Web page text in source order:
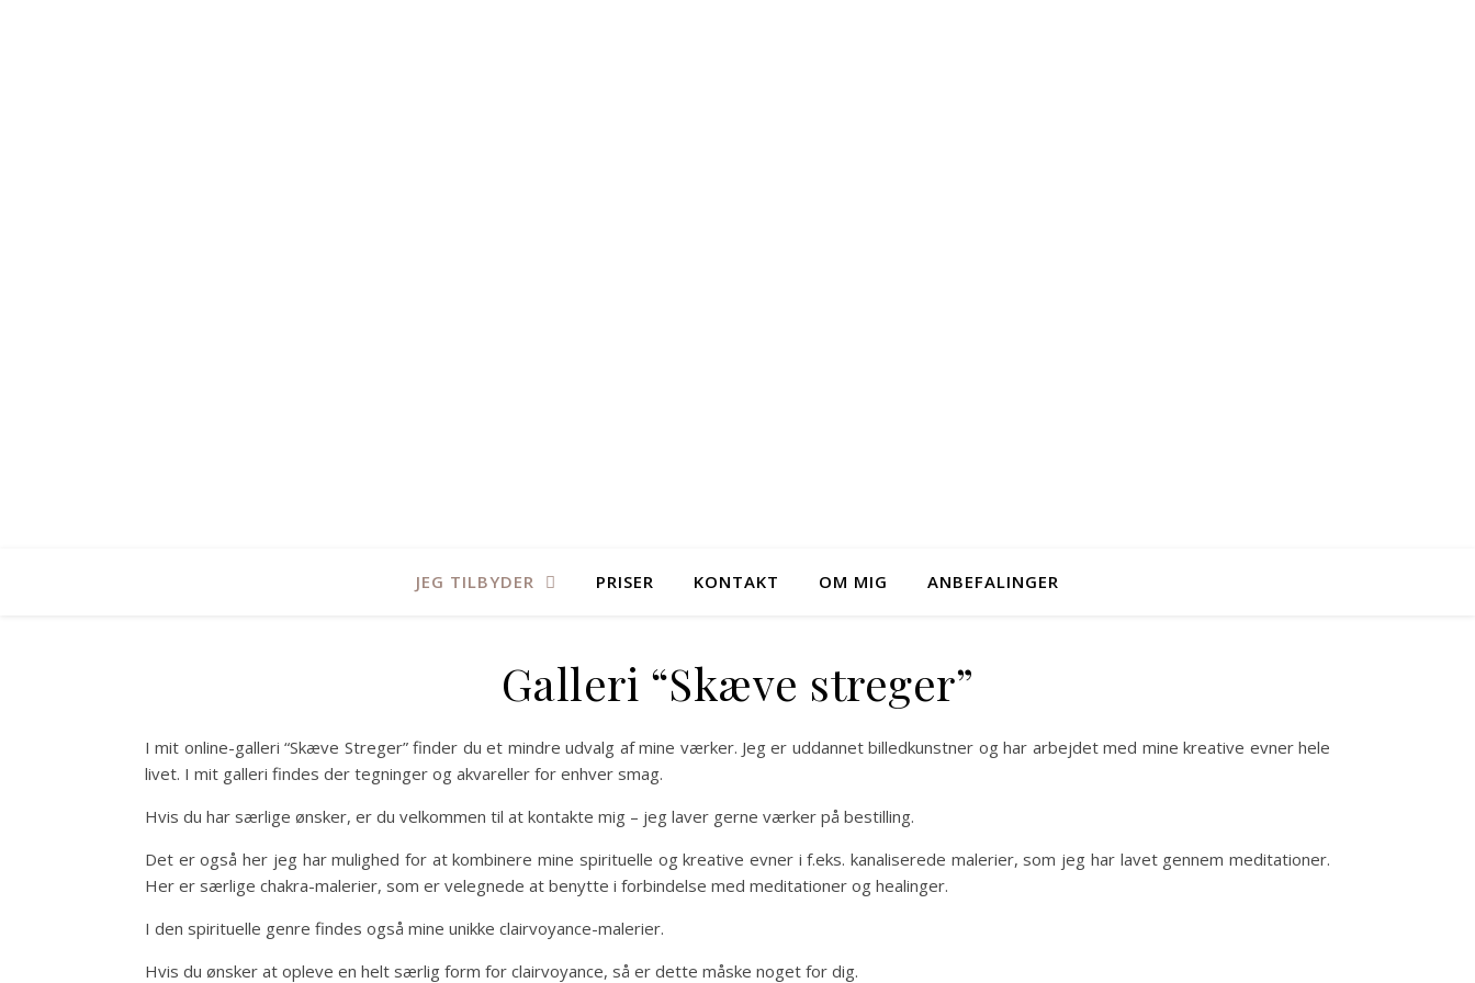
JEG TILBYDER PRISER KONTAKT OM MIG ANBEFALINGER
Galleri “Skæve streger”
I mit online-galleri “Skæve Streger” finder du et mindre udvalg af mine værker. Jeg er uddannet billedkunstner og har arbejdet med mine kreative evner hele
livet. I mit galleri findes der tegninger og akvareller for enhver smag.
Hvis du har særlige ønsker, er du velkommen til at kontakte mig – jeg laver gerne værker på bestilling.
Det er også her jeg har mulighed for at kombinere mine spirituelle og kreative evner i f.eks. kanaliserede malerier, som jeg har lavet gennem meditationer.
Her er særlige chakra-malerier, som er velegnede at benytte i forbindelse med meditationer og healinger.
I den spirituelle genre findes også mine unikke clairvoyance-malerier.
Hvis du ønsker at opleve en helt særlig form for clairvoyance, så er dette måske noget for dig.